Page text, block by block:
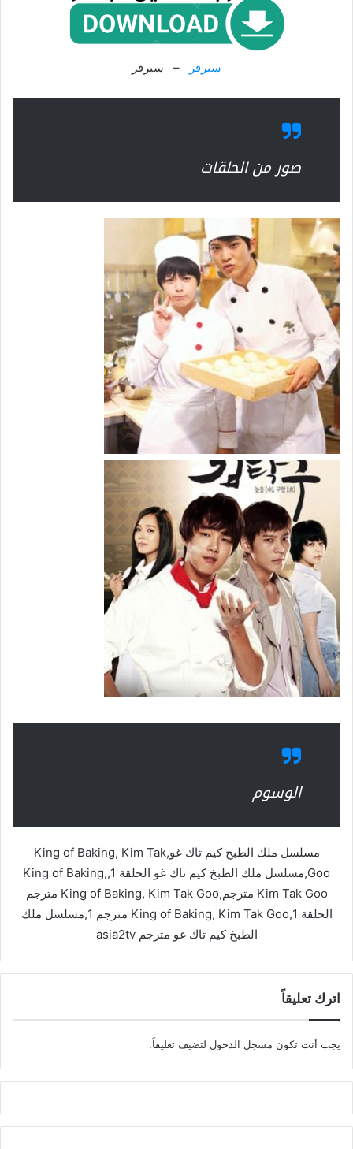
سيرفر – سيرفر
صور من الحلقات
الوسوم
مسلسل ملك الطبخ كيم تاك غو,King of Baking, Kim Tak
Goo,مسلسل ملك الطبخ كيم تاك غو الحلقة 1,King of Baking,
Kim Tak Goo مترجم,King of Baking, Kim Tak Goo مترجم
الحلقة 1,King of Baking, Kim Tak Goo مترجم 1,مسلسل ملك
الطبخ كيم تاك غو مترجم asia2tv
اترك تعليقاً
يجب أنت تكون مسجل الدخول لتضيف تعليقاً.